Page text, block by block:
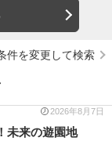
件を変更して検索
2026年8月7日
未来の遊園地